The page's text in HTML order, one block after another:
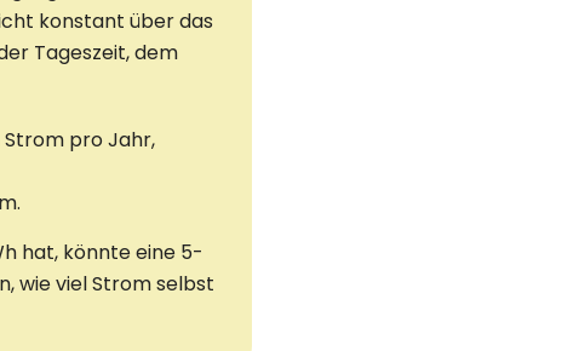
konstant über das
Tageszeit, dem
Strom pro Jahr,
hat, könnte eine 5-
wie viel Strom selbst